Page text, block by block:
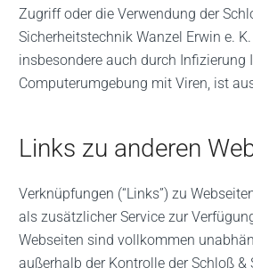
Zugriff oder die Verwendung der
Sicherheitstechnik Wanzel Erwin e.
insbesondere auch durch Infizierung
Computerumgebung mit Viren, ist
Links zu anderen
Verknüpfungen (“Links”) zu
als zusätzlicher Service zur
Webseiten sind vollkommen
außerhalb der Kontrolle der Schloß &